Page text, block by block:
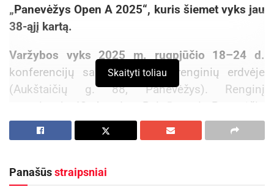
„Panevėžys Open A 2025“, kuris šiemet vyks jau
38-ąjį kartą.
Varžybos vyks 2025 m. rugpjūčio 18–24 d.
konferencijų salėje VASARIO renginių erdvėje
(Aukštaičių g. 88, Panevėžys). Renginį
organizuoja IO Arvydas Baltrūnas ir Panevėžio
šachmatų klubas.
Skaityti toliau
Panašūsstraipsniai